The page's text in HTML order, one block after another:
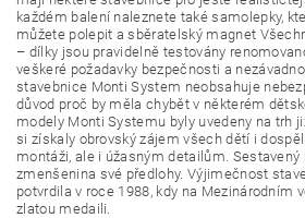
každém balení naleznete také samolepky,
můžete polepit a sběratelský magnet
– dílky jsou pravidelně testovány
veškeré požadavky bezpečnosti a
stavebnice Monti System neobsahuje
důvod proč by měla chybět v některém
modely Monti Systemu byly uvedeny na trh
si získaly obrovský zájem všech dětí i
montáži, ale i úžasným detailům.
zmenšenina své předlohy. Výjimečnost
potvrdila v roce 1988, kdy na Mezinárodním
zlatou medaili.